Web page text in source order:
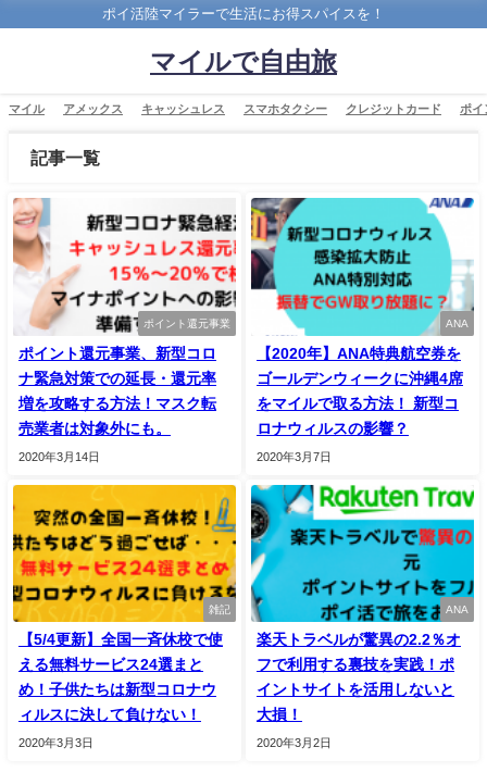
ポイ活陸マイラーで生活にお得スパイスを！
マイルで自由旅
マイル アメックス キャッシュレス スマホタクシー クレジットカード ポイ
記事一覧
ポイント還元事業
ポイント還元事業、新型コロ
ナ緊急対策での延長・還元率
増を攻略する方法！マスク転
売業者は対象外にも。
2020年3月14日
ANA
【2020年】ANA特典航空券を
ゴールデンウィークに沖縄4席
をマイルで取る方法！ 新型コ
ロナウィルスの影響？
2020年3月7日
雑記
【5/4更新】全国一斉休校で使
える無料サービス24選まと
め！子供たちは新型コロナウ
ィルスに決して負けない！
2020年3月3日
ANA
楽天トラベルが驚異の2.2％オ
フで利用する裏技を実践！ポ
イントサイトを活用しないと
大損！
2020年3月2日